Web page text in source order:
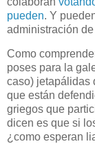
pueden. Y
administración
Como
poses para la
caso) jetapálidas
que están
griegos que
dicen es que si
¿como esperan